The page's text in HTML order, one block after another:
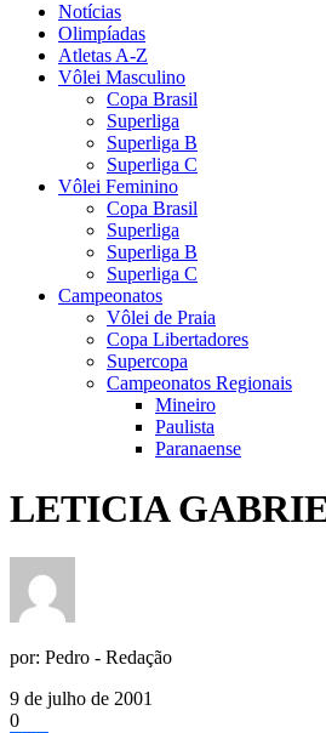
Notícias
Olimpíadas
Atletas A-Z
Vôlei Masculino
Copa Brasil
Superliga
Superliga B
Superliga C
Vôlei Feminino
Copa Brasil
Superliga
Superliga B
Superliga C
Campeonatos
Vôlei de Praia
Copa Libertadores
Supercopa
Campeonatos Regionais
Mineiro
Paulista
Paranaense
LETICIA
por: Pedro - Redação
9 de julho de 2001
0